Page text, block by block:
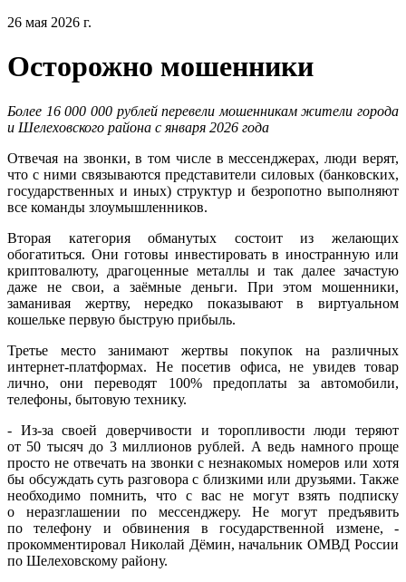
26 мая 2026 г.
Осторожно мошенники
Более 16 000 000 рублей перевели мошенникам жители города
и Шелеховского района с января 2026 года
Отвечая на звонки, в том числе в мессенджерах, люди верят,
что с ними связываются представители силовых (банковских,
государственных и иных) структур и безропотно выполняют
все команды злоумышленников.
Вторая категория обманутых состоит из желающих
обогатиться. Они готовы инвестировать в иностранную или
криптовалюту, драгоценные металлы и так далее зачастую
даже не свои, а заёмные деньги. При этом мошенники,
заманивая жертву, нередко показывают в виртуальном
кошельке первую быструю прибыль.
Третье место занимают жертвы покупок на различных
интернет-платформах. Не посетив офиса, не увидев товар
лично, они переводят 100% предоплаты за автомобили,
телефоны, бытовую технику.
- Из-за своей доверчивости и торопливости люди теряют
от 50 тысяч до 3 миллионов рублей. А ведь намного проще
просто не отвечать на звонки с незнакомых номеров или хотя
бы обсуждать суть разговора с близкими или друзьями. Также
необходимо помнить, что с вас не могут взять подписку
о неразглашении по мессенджеру. Не могут предъявить
по телефону и обвинения в государственной измене, -
прокомментировал Николай Дёмин, начальник ОМВД России
по Шелеховскому району.